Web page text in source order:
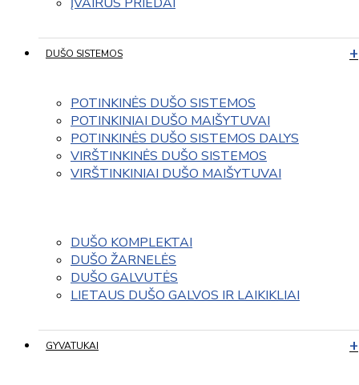
DUŠO SISTEMOS
POTINKINĖS DUŠO SISTEMOS
POTINKINIAI DUŠO MAIŠYTUVAI
POTINKINĖS DUŠO SISTEMOS DALYS
VIRŠTINKINĖS DUŠO SISTEMOS
VIRŠTINKINIAI DUŠO MAIŠYTUVAI
DUŠO KOMPLEKTAI
DUŠO ŽARNELĖS
DUŠO GALVUTĖS
LIETAUS DUŠO GALVOS IR LAIKIKLIAI
GYVATUKAI